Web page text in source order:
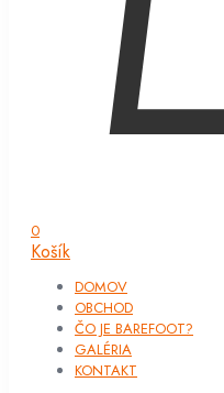
0
Košík
DOMOV
OBCHOD
ČO JE BAREFOOT?
GALÉRIA
KONTAKT